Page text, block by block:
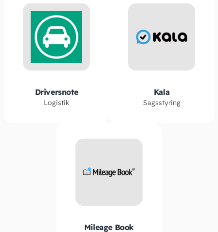
Driversnote
Logistik
Kala
Sagsstyring
Mileage Book